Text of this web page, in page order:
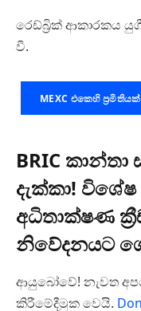
රෙඩ්බ්‍රික් ආකාරකය
වී.
MEXC එකෙහි
BRIC කාන්තා
දැක්කා!
අධිතාක්ෂණ
නිවේදනයට
ආයුබෝවේ! නැවත
කිරීමේදීමුක වෙයි.